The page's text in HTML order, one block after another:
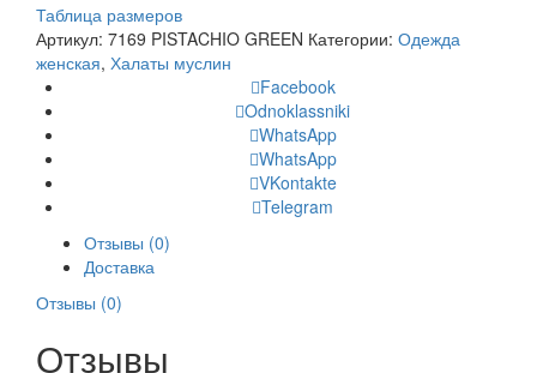
Таблица размеров
Артикул: 7169 PISTACHIO GREEN Категории: Одежда
женская, Халаты муслин
Facebook
Odnoklassniki
WhatsApp
WhatsApp
VKontakte
Telegram
Отзывы (0)
Доставка
Отзывы (0)
Отзывы